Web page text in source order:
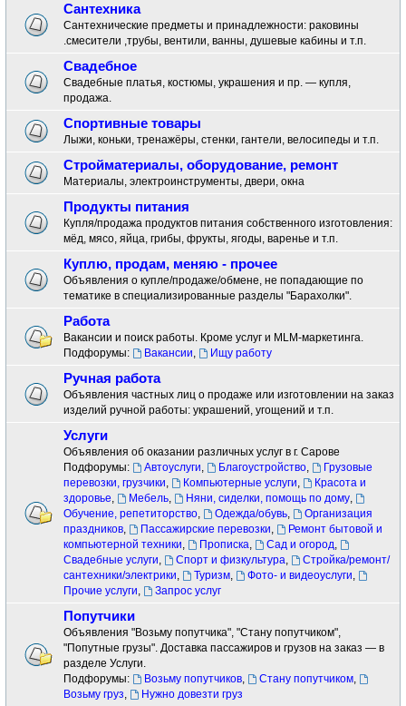
Сантехника
Сантехнические предметы и принадлежности: раковины
.смесители ,трубы, вентили, ванны, душевые кабины и т.п.
Свадебное
Свадебные платья, костюмы, украшения и пр. — купля,
продажа.
Спортивные товары
Лыжи, коньки, тренажёры, стенки, гантели, велосипеды и т.п.
Стройматериалы, оборудование, ремонт
Материалы, электроинструменты, двери, окна
Продукты питания
Купля/продажа продуктов питания собственного изготовления:
мёд, мясо, яйца, грибы, фрукты, ягоды, варенье и т.п.
Куплю, продам, меняю - прочее
Объявления о купле/продаже/обмене, не попадающие по
тематике в специализированные разделы "Барахолки".
Работа
Вакансии и поиск работы. Кроме услуг и MLM-маркетинга.
Подфорумы:
Вакансии, Ищу работу
Ручная работа
Объявления частных лиц о продаже или изготовлении на заказ
изделий ручной работы: украшений, угощений и т.п.
Услуги
Объявления об оказании различных услуг в г. Сарове
Подфорумы:
Автоуслуги, Благоустройство,
Грузовые
перевозки, грузчики, Компьютерные услуги,
Красота и
здоровье, Мебель, Няни, сиделки, помощь по дому,
Обучение, репетиторство, Одежда/обувь,
Организация
праздников, Пассажирские перевозки,
Ремонт бытовой и
компьютерной техники, Прописка, Сад и огород,
Свадебные услуги, Спорт и физкультура,
Стройка/ремонт/
сантехники/электрики, Туризм, Фото- и видеоуслуги,
Прочие услуги, Запрос услуг
Попутчики
Объявления "Возьму попутчика", "Стану попутчиком",
"Попутные грузы". Доставка пассажиров и грузов на заказ — в
разделе Услуги.
Подфорумы:
Возьму попутчиков, Стану попутчиком,
Возьму груз, Нужно довезти груз